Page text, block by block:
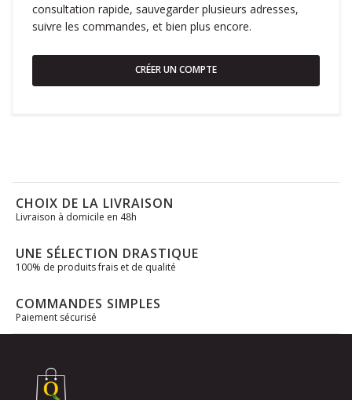
consultation rapide, sauvegarder plusieurs adresses,
suivre les commandes, et bien plus encore.
CRÉER UN COMPTE
CHOIX DE LA LIVRAISON
Livraison à domicile en 48h
UNE SÉLECTION DRASTIQUE
100% de produits frais et de qualité
COMMANDES SIMPLES
Paiement sécurisé